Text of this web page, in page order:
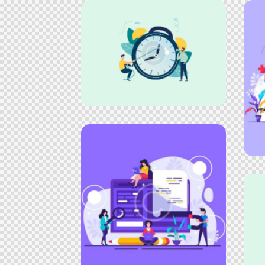
Quick Ads
Advertisement
Rocket Science
Advertisement